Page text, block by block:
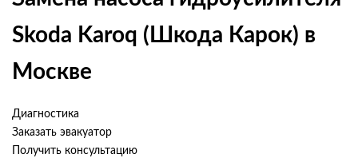
Skoda Karoq (Шкода Карок) в
Москве
Диагностика
Заказать эвакуатор
Получить консультацию